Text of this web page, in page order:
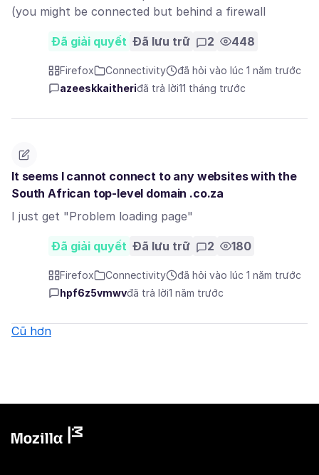
(you might be connected but behind a firewall
Đã giải quyết Đã lưu trữ 2 448
Firefox Connectivity
đã hỏi vào lúc 1 năm trước
azeeskkaitheriđã trả lời11 tháng trước
It seems I cannot connect to any websites with the
South African top-level domain .co.za
I just get "Problem loading page"
Đã giải quyết Đã lưu trữ 2 180
Firefox Connectivity
đã hỏi vào lúc 1 năm trước
hpf6z5vmwvđã trả lời1 năm trước
Cũ hơn